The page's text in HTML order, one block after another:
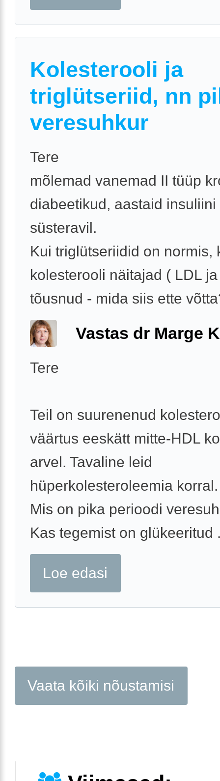
Kolesterooli ja
triglütseriid, nn
veresuhkur
Tere
mõlemad vanemad II tüüp
diabeetikud, aastaid insuliini
süsteravil.
Kui triglütseriidid on normis,
kolesterooli näitajad ( LDL
tõusnud - mida siis ette
Vastas dr Marge
Tere
Teil on suurenenud
väärtus eeskätt mitte-HDL
arvel. Tavaline leid
hüperkolesteroleemia korral.
Mis on pika perioodi
Kas tegemist on glükeeritud
Loe edasi
Vaata kõiki nõustamisi